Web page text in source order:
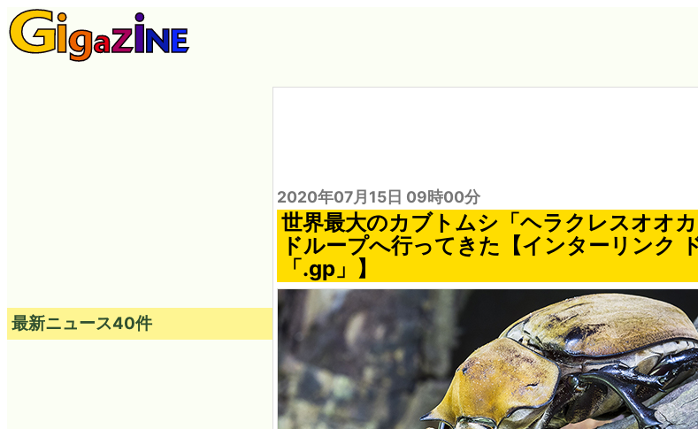
2020年07月15日 09時00分
世界最大のカブトムシ「ヘラクレスオオ
ドループへ行ってきた【インターリンク
「.gp」】
最新ニュース40件